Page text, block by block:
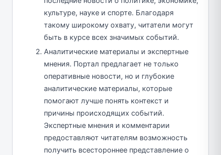
культуре, науке и спорте. Благодаря
такому широкому охвату, читатели могут
быть в курсе всех значимых событий.
Аналитические материалы и экспертные
мнения. Портал предлагает не только
оперативные новости, но и глубокие
аналитические материалы, которые
помогают лучше понять контекст и
причины происходящих событий.
Экспертные мнения и комментарии
предоставляют читателям возможность
получить всестороннее представление о